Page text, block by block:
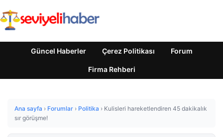
Güncel Haberler Çerez Politikası Forum
Firma Rehberi
Ana sayfa › Forumlar › Politika › Kulisleri hareketlendiren 45 dakikalık
sır görüşme!